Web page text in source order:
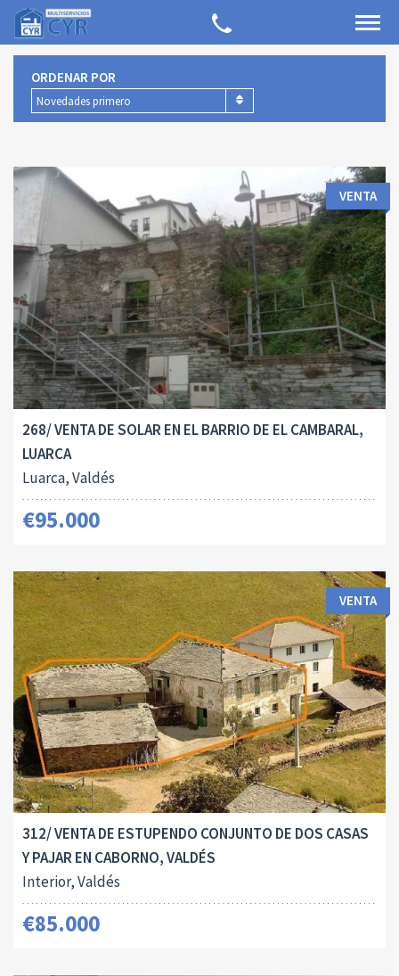
ORDENAR POR
Novedades primero
VENTA
268/ VENTA DE SOLAR EN EL BARRIO DE EL CAMBARAL,
LUARCA
Luarca, Valdés
€95.000
VENTA
312/ VENTA DE ESTUPENDO CONJUNTO DE DOS CASAS
Y PAJAR EN CABORNO, VALDÉS
Interior, Valdés
€85.000